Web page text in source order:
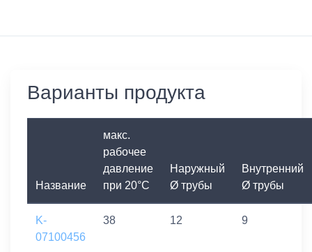
Варианты продукта
Название
макс.
рабочее
давление
при 20°C
Наружный
Ø трубы
Внутренний
Ø трубы
K-
07100456
38 12 9